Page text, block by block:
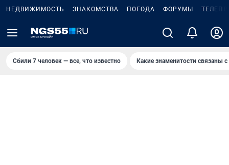
НЕДВИЖИМОСТЬ ЗНАКОМСТВА ПОГОДА ФОРУМЫ
Сбили 7 человек — все, что известно Какие знаменитости связаны